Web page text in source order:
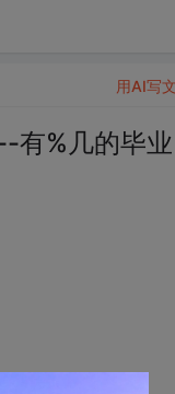
有%几的毕业
用AI写